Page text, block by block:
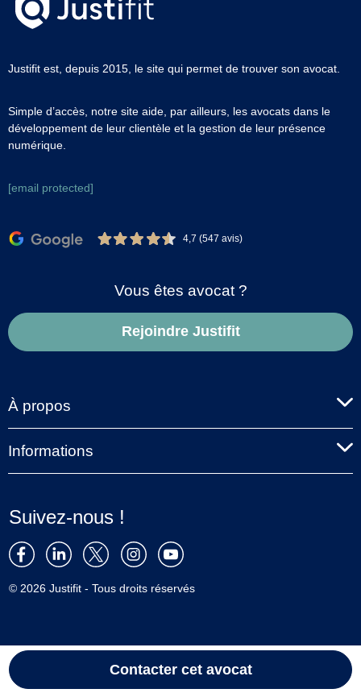
Contacter cet avocat
Justifit est, depuis 2015, le site qui permet de trouver son avocat.
Simple d’accès, notre site aide, par ailleurs, les avocats dans le
développement de leur clientèle et la gestion de leur présence
numérique.
[email protected]
4,7 (547 avis)
Vous êtes avocat ?
Rejoindre Justifit
À propos
Informations
Suivez-nous !
© 2026 Justifit - Tous droits réservés